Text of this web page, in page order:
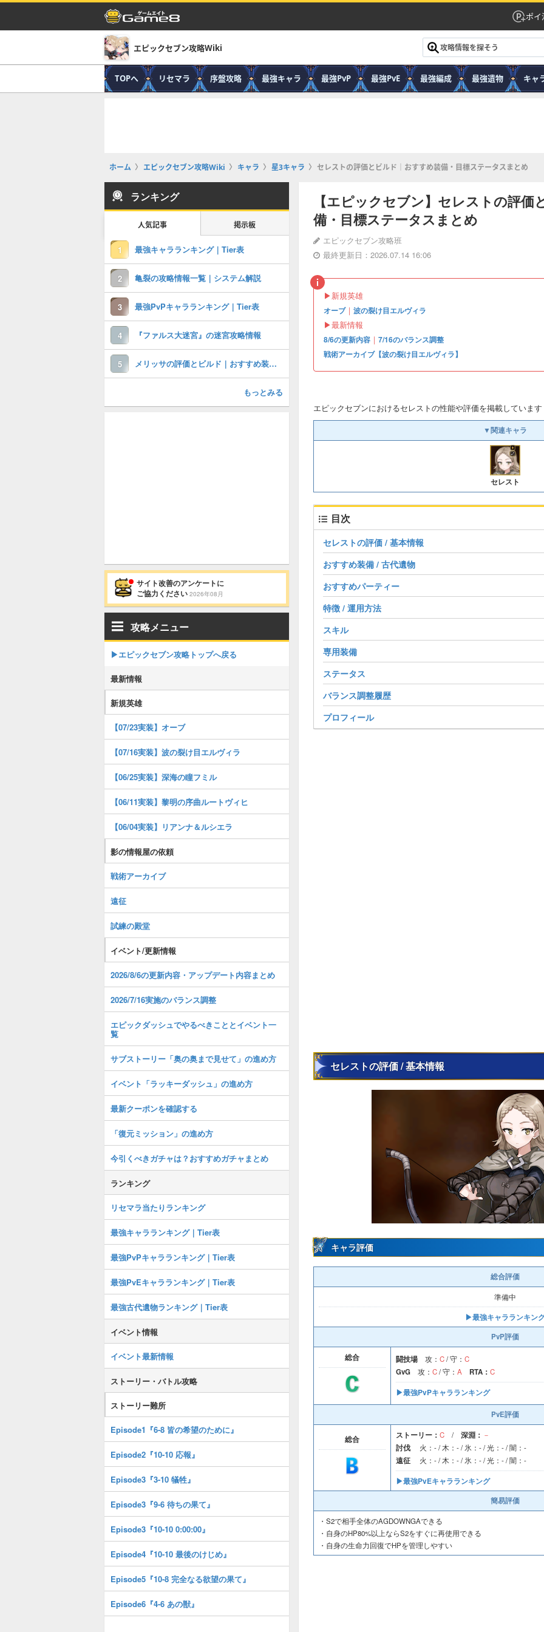
ポイ
エピックセブン攻略Wiki
TOPへ リセマラ 序盤攻略 最強キャラ 最強PvP 最強PvE 最強編成 最強遺物 キャ
ホーム エピックセブン攻略Wiki キャラ 星3キャラ セレストの評価とビルド｜おすすめ装備・目標ステータスまとめ
【エピックセブン】セレストの評
備・目標ステータスまとめ
エピックセブン攻略班
最終更新日：2026.07.14 16:06
▶︎新規英雄
オーブ｜ 波の裂け目エルヴィラ
▶︎最新情報
8/6の更新内容 ｜ 7/16のバランス調整
戦術アーカイブ【波の裂け目エルヴィラ】
エピックセブンにおけるセレストの性能や評価を掲載していま
▼関連キャラ
セレスト
目次
セレストの評価 / 基本情報
おすすめ装備 / 古代遺物
おすすめパーティー
特徴 / 運用方法
スキル
専用装備
ステータス
バランス調整履歴
プロフィール
セレストの評価 / 基本情報
キャラ評価
総合評価
準備中
▶︎最強キャラランキン
PvP評価
総合
闘技場 攻： C/ 守： C
GvG 攻： C/ 守： A RTA： C
▶︎最強PvPキャラランキング
PvE評価
総合 ストーリー： C / 深淵： －
討伐 火：- / 木：- / 氷：- / 光：- / 闇：-
遠征 火：- / 木：- / 氷：- / 光：- / 闇：-
▶︎最強PvEキャラランキング
簡易評価
・S2で相手全体のAGDOWNGAできる
・自身のHP80%以上ならS2をすぐに再使用できる
・自身の生命力回復でHPを管理しやすい
ランキング
人気記事 掲示板
1 最強キャラランキング｜Tier表
2 亀裂の攻略情報一覧｜システム解説
3 最強PvPキャラランキング｜Tier表
4 『ファルス大迷宮』の迷宮攻略情報
5 メリッサの評価とビルド｜おすすめ装備・目標ステータスまとめ
もっとみる
サイト改善のアンケートに
ご協力ください 2026年08月
攻略メニュー
▶︎エピックセブン攻略トップへ戻る
最新情報
新規英雄
【07/23実装】オーブ
【07/16実装】波の裂け目エルヴィラ
【06/25実装】深海の瞳フミル
【06/11実装】黎明の序曲ルートヴィヒ
【06/04実装】リアンナ＆ルシエラ
影の情報屋の依頼
戦術アーカイブ
遠征
試練の殿堂
イベント/更新情報
2026/8/6の更新内容・アップデート内容まとめ
2026/7/16実施のバランス調整
エピックダッシュでやるべきこととイベント一
覧
サブストーリー「奥の奥まで見せて」の進め方
イベント「ラッキーダッシュ」の進め方
最新クーポンを確認する
「復元ミッション」の進め方
今引くべきガチャは？おすすめガチャまとめ
ランキング
リセマラ当たりランキング
最強キャラランキング｜Tier表
最強PvPキャラランキング｜Tier表
最強PvEキャラランキング｜Tier表
最強古代遺物ランキング｜Tier表
イベント情報
イベント最新情報
ストーリー・バトル攻略
ストーリー難所
Episode1『6-8 皆の希望のために』
Episode2『10-10 応報』
Episode3『3-10 犠牲』
Episode3『9-6 待ちの果て』
Episode3『10-10 0:00:00』
Episode4『10-10 最後のけじめ』
Episode5『10-8 完全なる欲望の果て』
Episode6『4-6 あの獣』